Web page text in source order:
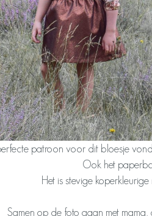
patroon voor dit bloesje
Ook het
Het is stevige
Samen op de foto gaan met